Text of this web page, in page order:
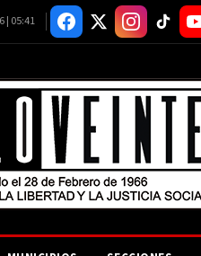
| 05:41